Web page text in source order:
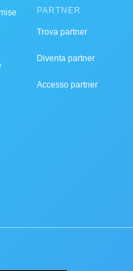
PARTNER
Trova partner
Diventa partner
Accesso partner